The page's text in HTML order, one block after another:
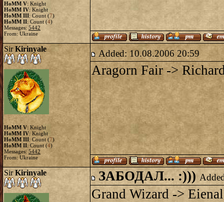
HoMM V: Knight
HoMM IV: Knight
HoMM III: Count (7)
HoMM II: Count (4)
Messages: 5442
From: Ukraine
SirKirinyale
HoMM V: Knight
HoMM IV: Knight
HoMM III: Count (7)
HoMM II: Count (4)
Messages: 5442
From: Ukraine
Added: 10.08.2006 20:59
Aragorn Fair ->
SirKirinyale ЗАБОДАЛ... :)))
Grand Wizard ->